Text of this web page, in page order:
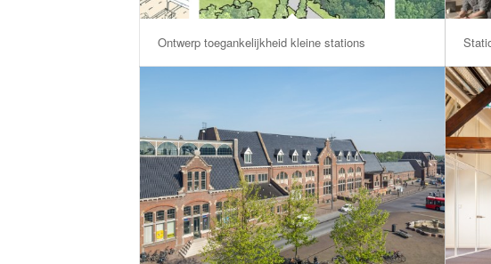
Ontwerp toegankelijkheid kleine stations